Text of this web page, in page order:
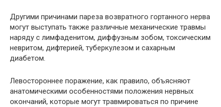
Другими причинами пареза возвратного гортанного нерва
могут выступать также различные механические травмы
наряду с лимфаденитом, диффузным зобом, токсическим
невритом, дифтерией, туберкулезом и сахарным
диабетом.
Левостороннее поражение, как правило, объясняют
анатомическими особенностями положения нервных
окончаний, которые могут травмироваться по причине